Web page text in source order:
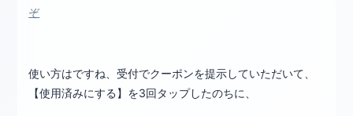
ぞ
使い方はですね、受付でクーポンを提示していただいて、
【使用済みにする】を3回タップしたのちに、